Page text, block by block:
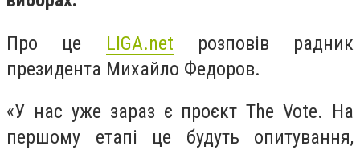
Про це LIGA.net розповів радник
президента Михайло Федоров.
«У нас уже зараз є проєкт The Vote. На
першому етапі це будуть опитування,